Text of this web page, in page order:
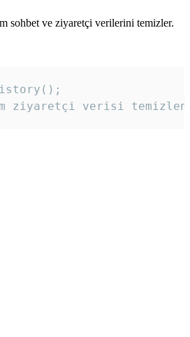
sohbet ve ziyaretçi verilerini temizler.
ziyaretçi verisi